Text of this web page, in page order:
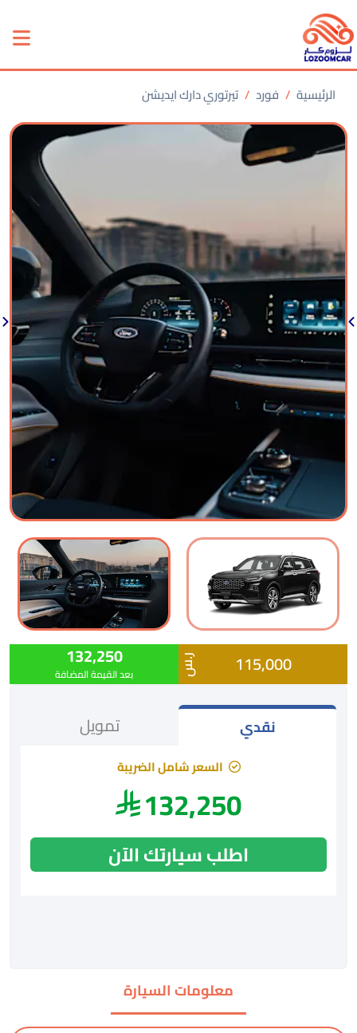
الرئيسية فورد تيرتوري دارك ايديشن
115,000 ر.س 132,250
بعد القيمة المضافة
نقدي تمويل
السعر شامل الضريبة
132,250
اطلب سيارتك الآن
معلومات السيارة